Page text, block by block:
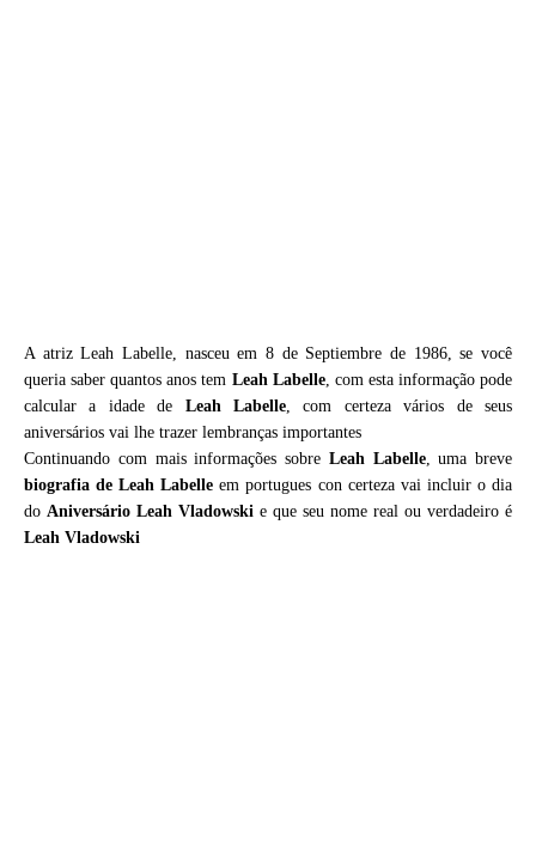
A atriz Leah Labelle, nasceu em 8 de Septiembre de 1986, se você
queria saber quantos anos tem Leah Labelle, com esta informação pode
calcular a idade de Leah Labelle, com certeza vários de seus
aniversários vai lhe trazer lembranças importantes
Continuando com mais informações sobre Leah Labelle, uma breve
biografia deLeah Labelle em portugues con certeza vai incluir o dia
do Aniversário Leah Vladowski e que seu nome real ou verdadeiro é
Leah Vladowski